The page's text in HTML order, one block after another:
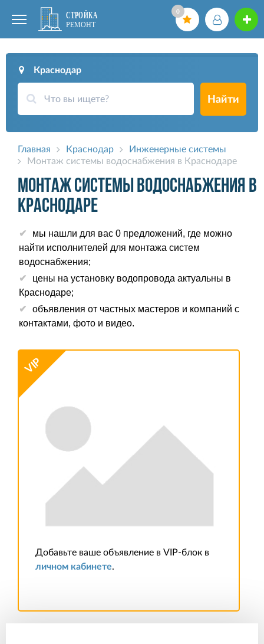
0
Краснодар
Найти
Главная Краснодар
Инженерные системы
Монтаж системы водоснабжения в Краснодаре
Монтаж системы водоснабжения в
Краснодаре
мы нашли для вас 0 предложений, где можно
найти исполнителей для монтажа систем
водоснабжения;
цены на установку водопровода актуальны в
Краснодаре;
объявления от частных мастеров и компаний с
контактами, фото и видео.
VIP
Добавьте ваше объявление в VIP-блок в
личном кабинете.